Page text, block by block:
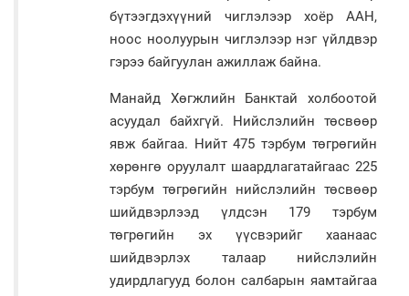
бүтээгдэхүүний чиглэлээр хоёр ААН,
ноос ноолуурын чиглэлээр нэг үйлдвэр
гэрээ байгуулан ажиллаж байна.
Манайд Хөгжлийн Банктай холбоотой
асуудал байхгүй. Нийслэлийн төсвөөр
явж байгаа. Нийт 475 тэрбум төгрөгийн
хөрөнгө оруулалт шаардлагатайгаас 225
тэрбум төгрөгийн нийслэлийн төсвөөр
шийдвэрлээд үлдсэн 179 тэрбум
төгрөгийн эх үүсвэрийг хаанаас
шийдвэрлэх талаар нийслэлийн
удирдлагууд болон салбарын яамтайгаа